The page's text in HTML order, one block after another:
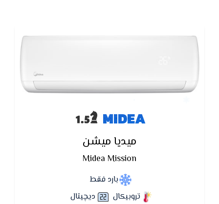
MIDEA
ميديا ميشن
Midea Mission
بارد فقط
تروبيكال
ديچيتال